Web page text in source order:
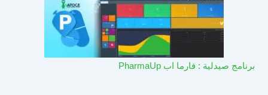
برنامج صيدلية : فارما اب PharmaUp​